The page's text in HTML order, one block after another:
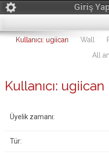
Giriş
Kullanıcı: ugiican Wall
All
Kullanıcı: ugiican
Üyelik zamanı:
Tür: